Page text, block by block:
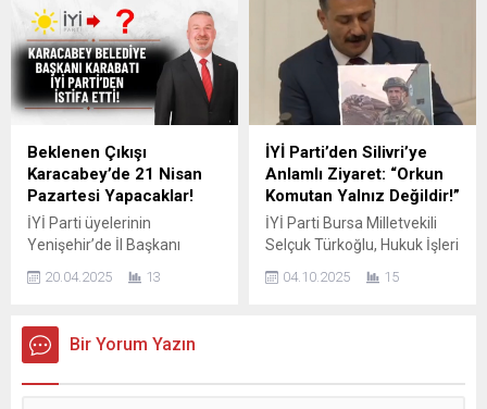
muhtarlar ve STK
temsilcileri katıldı. İlçe
Başkanı Kerim Gürsel Çelebi
ve yönetiminin ev
sahipliğinde Buttim Fuar
Alanının karşında yer alan
Şeke Kır Bahçesinde
gerçekleştirdiği iftar
programında İl Başkanı
Muhammet Tekin; ”
liderimiz Devlet Bahçeli
beyin...
Köyü Kültür ve Yardımlaşma
Derneği’ni ziyaret ederek,
dernek tarafından hayata
geçirilen “Kitap Seç, Oku,
Geri Getir” projesine destek
verdi. Ziyaret sırasında
eğitimin, kültürün ve milli-
manevi değerlerin
önemine...
Beklenen Çıkışı
Karacabey’de 21 Nisan
Pazartesi Yapacaklar!
İYİ Parti üyelerinin
Yenişehir’de İl Başkanı
İsmail Kaya ve partililerin
belediye önünde Yenişehir
Özel’in AK Partiye geçeceği
duyumu üzerine İYİ Partili
20.04.2025 13
İYİ Parti’den Silivri’ye
Anlamlı Ziyaret: “Orkun
Komutan Yalnız Değildir!”
İYİ Parti Bursa Milletvekili
Selçuk Türkoğlu, Hukuk İşleri
Başkanı ve Afyonkarahisar
Milletvekili Hakan Şeref
04.10.2025 15
Bir Yorum Yazın